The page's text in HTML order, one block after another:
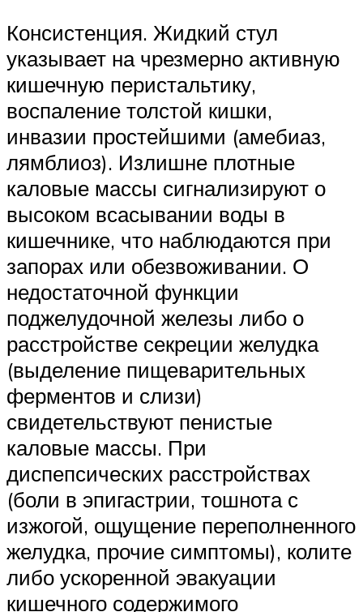
Консистенция. Жидкий стул
указывает на чрезмерно активную
кишечную перистальтику,
воспаление толстой кишки,
инвазии простейшими (амебиаз,
лямблиоз). Излишне плотные
каловые массы сигнализируют о
высоком всасывании воды в
кишечнике, что наблюдаются при
запорах или обезвоживании. О
недостаточной функции
поджелудочной железы либо о
расстройстве секреции желудка
(выделение пищеварительных
ферментов и слизи)
свидетельствуют пенистые
каловые массы. При
диспепсических расстройствах
(боли в эпигастрии, тошнота с
изжогой, ощущение переполненного
желудка, прочие симптомы), колите
либо ускоренной эвакуации
кишечного содержимого